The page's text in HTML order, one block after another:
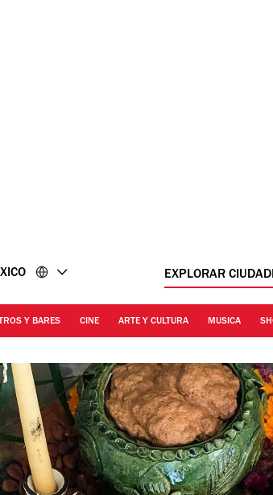
EXPLORAR
Y BARES CINE ARTE Y CULTURA MUSICA